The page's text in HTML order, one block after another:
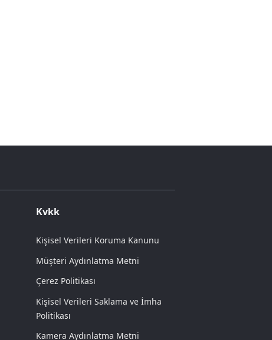
Kvkk
Kişisel Verileri Koruma Kanunu
Müşteri Aydınlatma Metni
Çerez Politikası
Kişisel Verileri Saklama ve İmha
Politikası
Kamera Aydınlatma Metni